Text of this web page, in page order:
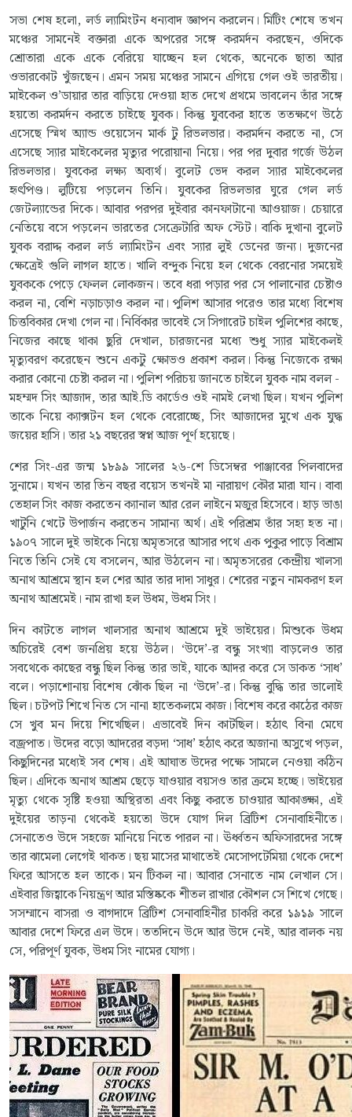
সভা শেষ হলো, লর্ড ল্যামিংটন ধন্যবাদ জ্ঞাপন করলেন। মিটিং শেষে তখন
মঞ্চের সামনেই বক্তারা একে অপরের সঙ্গে করমর্দন করছেন, ওদিকে
শ্রোতারা একে একে বেরিয়ে যাচ্ছেন হল থেকে, অনেকে ছাতা আর
ওভারকোট খুঁজছেন। এমন সময় মঞ্চের সামনে এগিয়ে গেল ওই ভারতীয়।
মাইকেল ও’ডায়ার তার বাড়িয়ে দেওয়া হাত দেখে প্রথমে ভাবলেন তাঁর সঙ্গে
হয়তো করমর্দন করতে চাইছে যুবক। কিন্তু যুবকের হাতে ততক্ষণে উঠে
এসেছে স্মিথ অ্যান্ড ওয়েসেন মার্ক টু রিভলভার। করমর্দন করতে না, সে
এসেছে স্যার মাইকেলের মৃত্যুর পরোয়ানা নিয়ে। পর পর দুবার গর্জে উঠল
রিভলভার। যুবকের লক্ষ্য অব্যর্থ। বুলেট ভেদ করল স্যার মাইকেলের
হৃৎপিণ্ড। লুটিয়ে পড়লেন তিনি। যুবকের রিভলভার ঘুরে গেল লর্ড
জেটল্যান্ডের দিকে। আবার পরপর দুইবার কানফাটানো আওয়াজ। চেয়ারে
নেতিয়ে বসে পড়লেন ভারতের সেক্রেটারি অফ স্টেট। বাকি দুখানা বুলেট
যুবক বরাদ্দ করল লর্ড ল্যামিংটন এবং স্যার লুই ডেনের জন্য। দুজনের
ক্ষেত্রেই গুলি লাগল হাতে। খালি বন্দুক নিয়ে হল থেকে বেরনোর সময়েই
যুবককে পেড়ে ফেলল লোকজন। তবে ধরা পড়ার পর সে পালানোর চেষ্টাও
করল না, বেশি নড়াচড়াও করল না। পুলিশ আসার পরেও তার মধ্যে বিশেষ
চিত্তবিকার দেখা গেল না। নির্বিকার ভাবেই সে সিগারেট চাইল পুলিশের কাছে,
নিজের কাছে থাকা ছুরি দেখাল, চারজনের মধ্যে শুধু স্যার মাইকেলই
মৃত্যুবরণ করেছেন শুনে একটু ক্ষোভও প্রকাশ করল। কিন্তু নিজেকে রক্ষা
করার কোনো চেষ্টা করল না। পুলিশ পরিচয় জানতে চাইলে যুবক নাম বলল -
মহম্মদ সিং আজাদ, তার আই.ডি কার্ডেও ওই নামই লেখা ছিল। যখন পুলিশ
তাকে নিয়ে ক্যাক্সটন হল থেকে বেরোচ্ছে, সিং আজাদের মুখে এক যুদ্ধ
জয়ের হাসি। তার ২১ বছরের স্বপ্ন আজ পূর্ণ হয়েছে।
শের সিং-এর জন্ম ১৮৯৯ সালের ২৬-শে ডিসেম্বর পাঞ্জাবের পিলবাদের
সুনামে। যখন তার তিন বছর বয়েস তখনই মা নারায়ণ কৌর মারা যান। বাবা
তেহাল সিং কাজ করতেন ক্যানাল আর রেল লাইনে মজুর হিসেবে। হাড় ভাঙা
খাটুনি খেটে উপার্জন করতেন সামান্য অর্থ। এই পরিশ্রম তাঁর সহ্য হত না।
১৯০৭ সালে দুই ভাইকে নিয়ে অমৃতসরে আসার পথে এক পুকুর পাড়ে বিশ্রাম
নিতে তিনি সেই যে বসলেন, আর উঠলেন না। অমৃতসরের কেন্দ্রীয় খালসা
অনাথ আশ্রমে স্থান হল শের আর তার দাদা সাধুর। শেরের নতুন নামকরণ হল
অনাথ আশ্রমেই। নাম রাখা হল উধম, উধম সিং।
দিন কাটতে লাগল খালসার অনাথ আশ্রমে দুই ভাইয়ের। মিশুকে উধম
অচিরেই বেশ জনপ্রিয় হয়ে উঠল। ‘উদে’-র বন্ধু সংখ্যা বাড়লেও তার
সবথেকে কাছের বন্ধু ছিল কিন্তু তার ভাই, যাকে আদর করে সে ডাকত ‘সাধ’
বলে। পড়াশোনায় বিশেষ ঝোঁক ছিল না ‘উদে’-র। কিন্তু বুদ্ধি তার ভালোই
ছিল। চটপট শিখে নিত সে নানা হাতেকলমে কাজ। বিশেষ করে কাঠের কাজ
সে খুব মন দিয়ে শিখেছিল। এভাবেই দিন কাটছিল। হঠাৎ বিনা মেঘে
বজ্রপাত। উদের বড়ো আদরের বড়দা ‘সাধ’ হঠাৎ করে অজানা অসুখে পড়ল,
কিছুদিনের মধ্যেই সব শেষ। এই আঘাত উদের পক্ষে সামলে নেওয়া কঠিন
ছিল। এদিকে অনাথ আশ্রম ছেড়ে যাওয়ার বয়সও তার ক্রমে হচ্ছে। ভাইয়ের
মৃত্যু থেকে সৃষ্টি হওয়া অস্থিরতা এবং কিছু করতে চাওয়ার আকাঙ্ক্ষা, এই
দুইয়ের তাড়না থেকেই হয়তো উদে যোগ দিল ব্রিটিশ সেনাবাহিনীতে।
সেনাতেও উদে সহজে মানিয়ে নিতে পারল না। ঊর্ধ্বতন অফিসারদের সঙ্গে
তার ঝামেলা লেগেই থাকত। ছয় মাসের মাথাতেই মেসোপটেমিয়া থেকে দেশে
ফিরে আসতে হল তাকে। মন টিকল না। আবার সেনাতে নাম লেখাল সে।
এইবার জিহ্বাকে নিয়ন্ত্রণ আর মস্তিষ্ককে শীতল রাখার কৌশল সে শিখে গেছে।
সসম্মানে বাসরা ও বাগদাদে ব্রিটিশ সেনাবাহিনীর চাকরি করে ১৯১৯ সালে
আবার দেশে ফিরে এল উদে। ততদিনে উদে আর উদে নেই, আর বালক নয়
সে, পরিপূর্ণ যুবক, উধম সিং নামের যোগ্য।